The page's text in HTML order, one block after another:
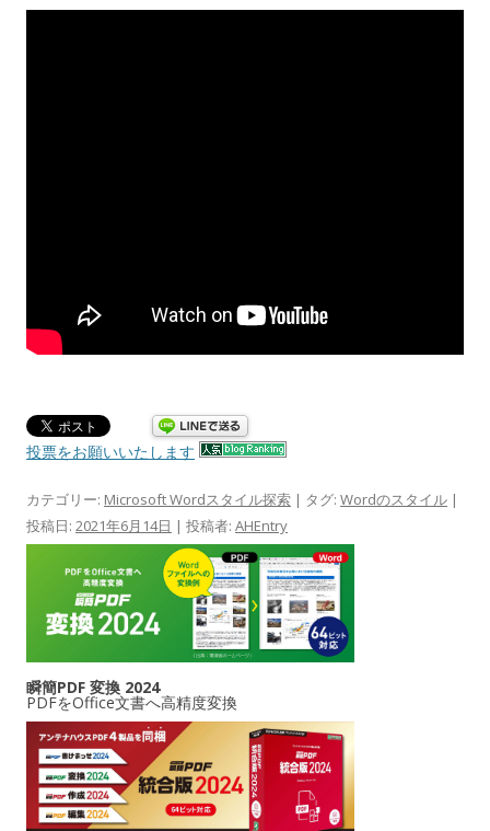
投票をお願いいたします
カテゴリー: Microsoft Wordスタイル探索 | タグ: Wordのスタイル |
投稿日: 2021年6月14日 | 投稿者: AHEntry
瞬簡PDF 変換 2024
PDFをOffice文書へ高精度変換